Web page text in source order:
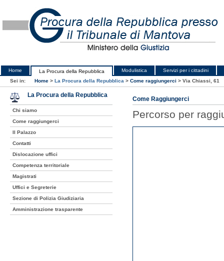
Home La Procura della Repubblica Modulistica
Servizi per i cittadini
Sei in:
Home > La Procura della Repubblica > Come raggiungerci > Via Chiassi, 61
Come Raggiungerci
Percorso per
La Procura della Repubblica
Chi siamo
Come raggiungerci
Il Palazzo
Contatti
Dislocazione uffici
Competenza territoriale
Magistrati
Uffici e Segreterie
Sezione di Polizia Giudiziaria
Amministrazione trasparente